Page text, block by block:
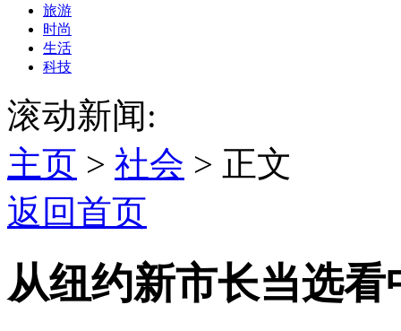
旅游
时尚
生活
科技
滚动新闻:
主页 > 社会 > 正文
返回首页
从纽约新市长当选